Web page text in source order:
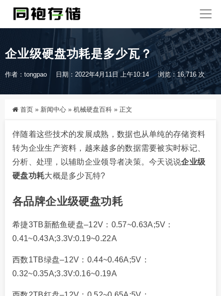
企业级硬盘功耗是多少瓦？
作者：tongpao 日期：2022年4月11日 上午10:14 浏览：16,716 次
首页 » 新闻中心 » 机械硬盘百科 » 正文
伴随着这些技术的发展成熟，数据也从单纯的存储资料
转为企业生产资料，越来越多的数据需要被实时标记、
分析、处理，以辅助企业领导者决策。今天说说企业级
硬盘功耗大概是多少瓦特?
各品牌企业级硬盘功耗
希捷3TB新酷鱼硬盘–12V：0.57~0.63A;5V：
0.41~0.43A;3.3V:0.19~0.22A
西数1TB绿盘–12V：0.44~0.46A;5V：
0.32~0.35A;3.3V:0.16~0.19A